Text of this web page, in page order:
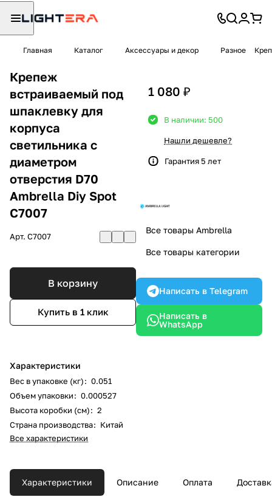
Главная Каталог Аксессуары и декор Разное
Крепеж
встраиваемый под
шпаклевку для
корпуса
светильника с
диаметром
отверстия D70
Ambrella Diy Spot
C7007
Арт. C7007
В корзину
Купить в 1 клик
Характеристики
Вес в упаковке (кг): 0.051
Объем упаковки: 0.000527
Высота коробки (см): 2
Страна производства: Китай
Все характеристики
1 080 ₽
В наличии: 500
Нашли дешевле?
Гарантия 5 лет
Все товары Ambrella
Все товары категории
Написать в Telegram
Написать в
WhatsApp
Характеристики Описание Оплата